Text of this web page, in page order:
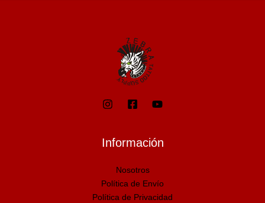
Información
Nosotros
Política de Envío
Política de Privacidad